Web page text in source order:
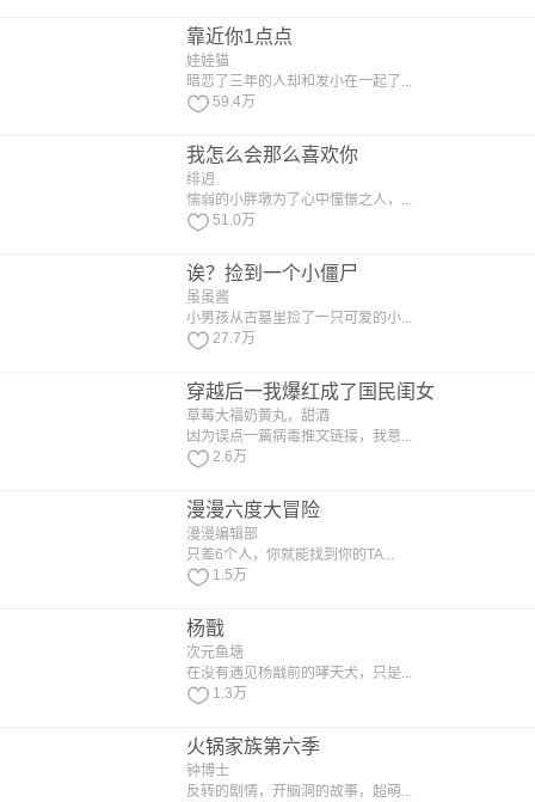
靠近你1点点
娃娃猫
暗恋了三年的人却和发小在一起了...
59.4万
我怎么会那么喜欢你
绯迌
懦弱的小胖墩为了心中憧憬之人，...
51.0万
诶？捡到一个小僵尸
虽虽酱
小男孩从古墓里捡了一只可爱的小...
27.7万
穿越后一我爆红成了国民闺女
草莓大福奶黄丸，甜酒
因为误点一篇病毒推文链接，我意...
2.6万
漫漫六度大冒险
漫漫编辑部
只差6个人，你就能找到你的TA...
1.5万
杨戬
次元鱼塘
在没有遇见杨戬前的哮天犬，只是...
1.3万
火锅家族第六季
钟博士
反转的剧情，开脑洞的故事，超萌...